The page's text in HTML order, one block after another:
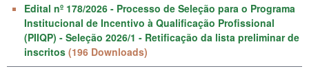
Edital nº 178/2026 - Processo de Seleção para o Programa
Institucional de Incentivo à Qualificação Profissional
(PIIQP) - Seleção 2026/1 - Retificação da lista preliminar de
inscritos (196 Downloads)